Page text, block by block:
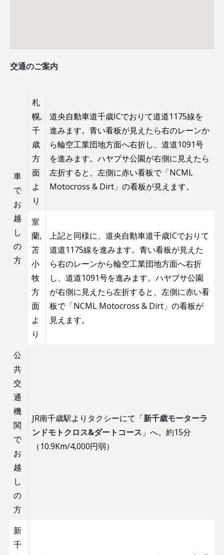
交通のご案内
車
で
お
越
し
の
方
札
幌,
千
歳
方
面
よ
り
道央自動車道千歳ICでおりて道道1175線を
進みます。青い看板が見えたら右のレーンか
ら輪空工業団地方面へ右折し、道道1091号
を進みます。ハヤブサ公園が右側に見えたら
左折すると、左側に赤い看板で「NCML
Motocross & Dirt」の看板が見えます。
室
蘭,
苫
小
牧
方
面
よ
り
上記と同様に、道央自動車道千歳ICでおりて
道道1175線を進みます。青い看板が見えた
ら右のレーンから輪空工業団地方面へ右折
し、道道1091号を進みます。ハヤブサ公園
が右側に見えたら左折すると、左側に赤い看
板で「NCML Motocross & Dirt」の看板が
見えます。
公
共
交
通
機
関
で
お
越
し
の
方
JR南千歳駅よりタクシーにて「新千歳モーターラ
ンドモトクロス&ダートコース 」へ。約15分
（10.9Km/4,000円弱）
新
千